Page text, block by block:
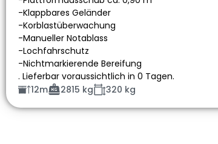
-Klappbares Geländer
-Korblastüberwachung
-Manueller Notablass
-Lochfahrschutz
-Nichtmarkierende Bereifung
. Lieferbar voraussichtlich in 0 Tagen.
12m
2815 kg 320 kg